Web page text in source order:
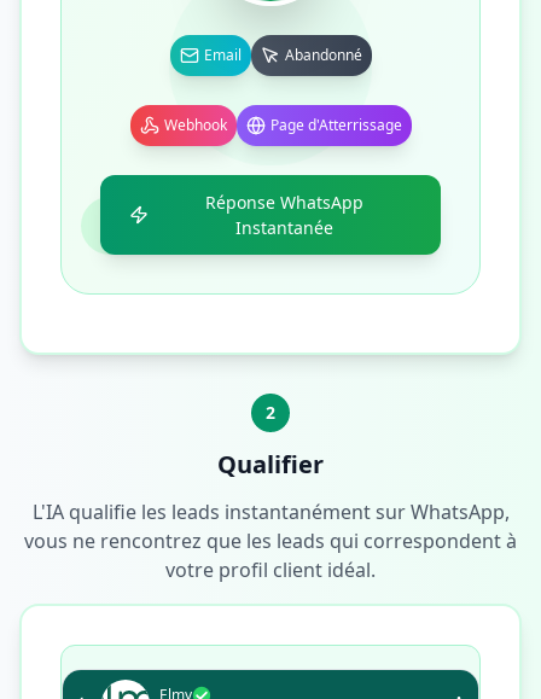
Email Abandonné
Webhook Page d'Atterrissage
Réponse WhatsApp
Instantanée
2
Qualifier
L'IA qualifie les leads instantanément sur WhatsApp,
vous ne rencontrez que les leads qui correspondent à
votre profil client idéal.
Elmy